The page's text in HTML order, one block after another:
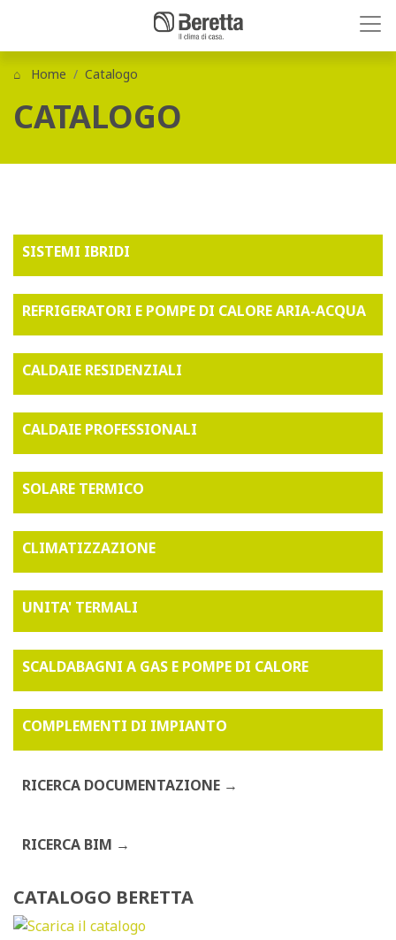
Home Catalogo
CATALOGO
SISTEMI IBRIDI
REFRIGERATORI E POMPE DI CALORE ARIA-ACQUA
CALDAIE RESIDENZIALI
CALDAIE PROFESSIONALI
SOLARE TERMICO
CLIMATIZZAZIONE
UNITA' TERMALI
SCALDABAGNI A GAS E POMPE DI CALORE
COMPLEMENTI DI IMPIANTO
RICERCA DOCUMENTAZIONE
RICERCA BIM
CATALOGO BERETTA